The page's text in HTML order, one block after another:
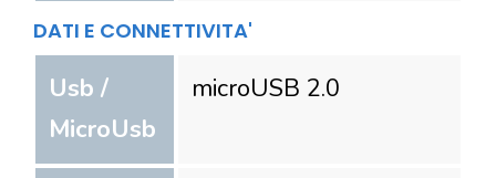
DATI E CONNETTIVITA'
Usb /
MicroUsb
microUSB 2.0